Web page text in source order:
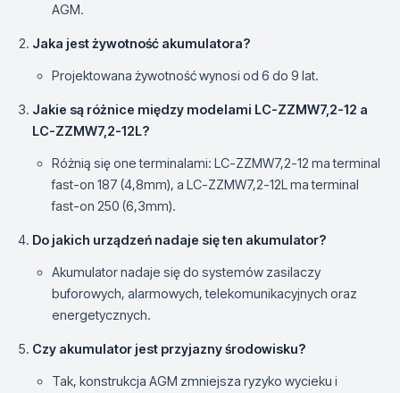
AGM.
Jaka jest żywotność akumulatora?
Projektowana żywotność wynosi od 6 do 9 lat.
Jakie są różnice między modelami LC-ZZMW7,2-12 a
LC-ZZMW7,2-12L?
Różnią się one terminalami: LC-ZZMW7,2-12 ma terminal
fast-on 187 (4,8mm), a LC-ZZMW7,2-12L ma terminal
fast-on 250 (6,3mm).
Do jakich urządzeń nadaje się ten akumulator?
Akumulator nadaje się do systemów zasilaczy
buforowych, alarmowych, telekomunikacyjnych oraz
energetycznych.
Czy akumulator jest przyjazny środowisku?
Tak, konstrukcja AGM zmniejsza ryzyko wycieku i